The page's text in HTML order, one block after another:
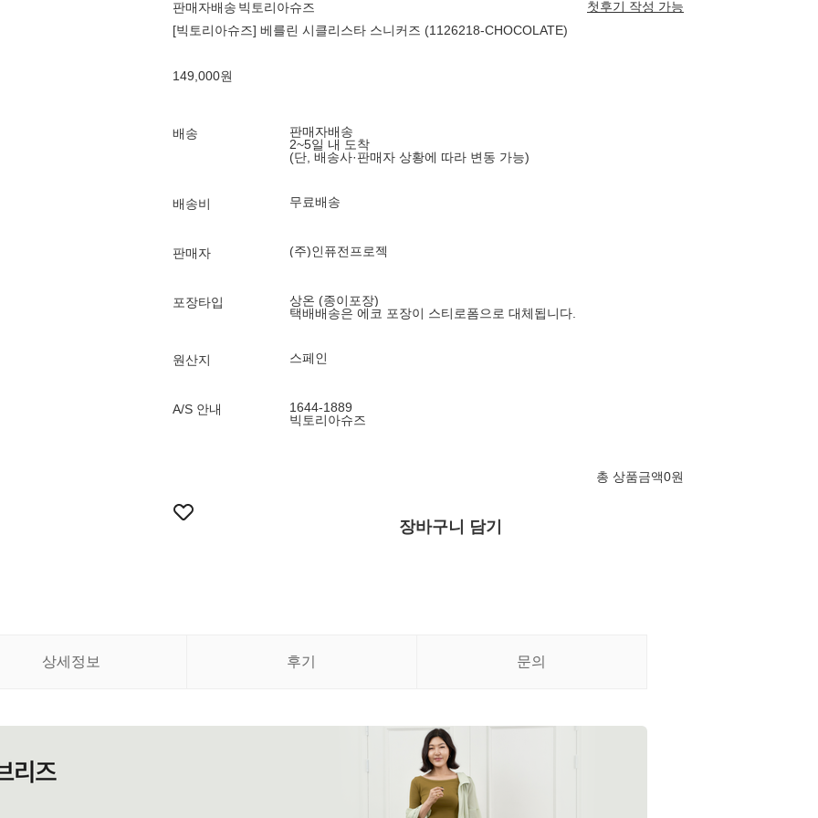
판매자배송 빅토리아슈즈
첫후기 작성 가능
[빅토리아슈즈] 베를린 시클리스타 스니커즈 (1126218-CHOCOLATE)
149,000원
배송
판매자배송
2~5일 내 도착
(단, 배송사·판매자 상황에 따라 변동 가능)
배송비 무료배송
판매자 (주)인퓨전프로젝
포장타입
상온 (종이포장)
택배배송은 에코 포장이 스티로폼으로 대체됩니다.
원산지 스페인
A/S 안내
1644-1889
빅토리아슈즈
총 상품금액0원
장바구니 담기
상세정보 후기 문의